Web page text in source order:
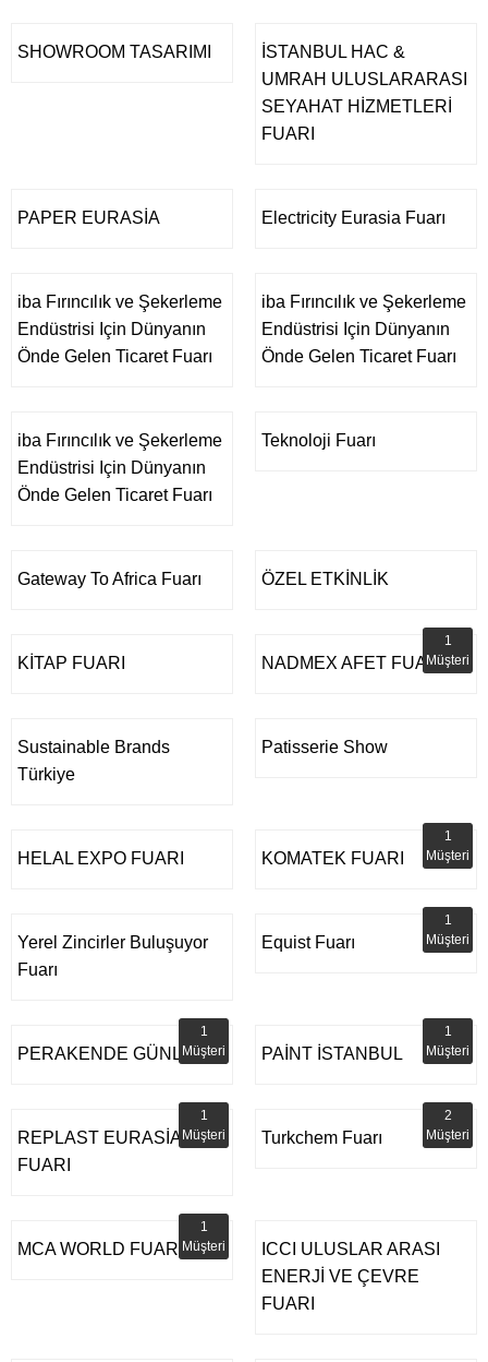
SHOWROOM TASARIMI
İSTANBUL HAC &
UMRAH ULUSLARARASI
SEYAHAT HİZMETLERİ
FUARI
PAPER EURASİA Electricity Eurasia Fuarı
iba Fırıncılık ve Şekerleme
Endüstrisi Için Dünyanın
Önde Gelen Ticaret Fuarı
iba Fırıncılık ve Şekerleme
Endüstrisi Için Dünyanın
Önde Gelen Ticaret Fuarı
iba Fırıncılık ve Şekerleme
Endüstrisi Için Dünyanın
Önde Gelen Ticaret Fuarı
Teknoloji Fuarı
Gateway To Africa Fuarı ÖZEL ETKİNLİK
KİTAP FUARI NADMEX AFET FUARI
1
Müşteri
Sustainable Brands
Türkiye
Patisserie Show
HELAL EXPO FUARI KOMATEK FUARI
1
Müşteri
Yerel Zincirler Buluşuyor
Fuarı
Equist Fuarı
1
Müşteri
PERAKENDE GÜNLERİ
1
Müşteri
PAİNT İSTANBUL
1
Müşteri
REPLAST EURASİA
FUARI
1
Müşteri
Turkchem Fuarı
2
Müşteri
MCA WORLD FUARI
1
Müşteri
ICCI ULUSLAR ARASI
ENERJİ VE ÇEVRE
FUARI